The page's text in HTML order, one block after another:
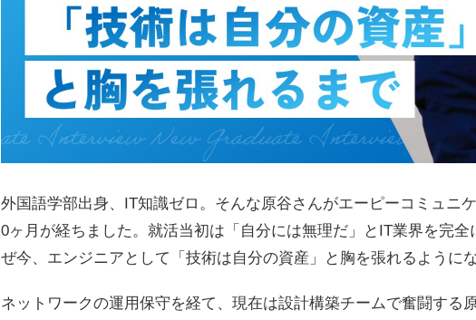
外国語学部出身、IT知識ゼロ。そんな原谷さんがエーピーコミュニ
0ヶ月が経ちました。就活当初は「自分には無理だ」とIT業界を完
ぜ今、エンジニアとして「技術は自分の資産」と胸を張れるように
ネットワークの運用保守を経て、現在は設計構築チームで奮闘する